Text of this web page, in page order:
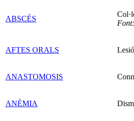
ABSCÉS
AFTES ORALS
ANASTOMOSIS
ANÈMIA